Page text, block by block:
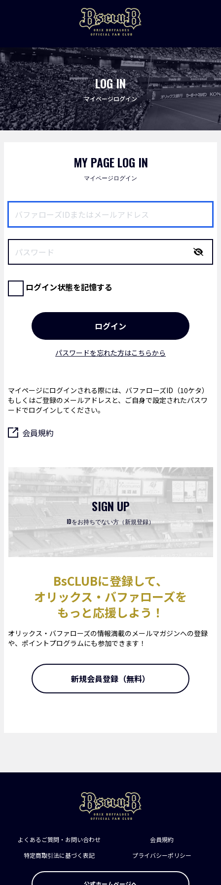
LOG IN
マイページログイン
MY PAGE LOG IN
マイページログイン
ログイン状態を記憶する
パスワードを忘れた方はこちらから
マイページにログインされる際には、バファローズID（10ケタ）
もしくはご登録のメールアドレスと、ご自身で設定されたパスワ
ードでログインしてください。
会員規約
SIGN UP
IDをお持ちでない方（新規登録）
BsCLUBに登録して、
オリックス・バファローズを
もっと応援しよう！
オリックス・バファローズの情報満載のメールマガジンへの登録
や、ポイントプログラムにも参加できます！
新規会員登録（無料）
よくあるご質問・お問い合わせ
会員規約
特定商取引法に基づく表記
プライバシーポリシー